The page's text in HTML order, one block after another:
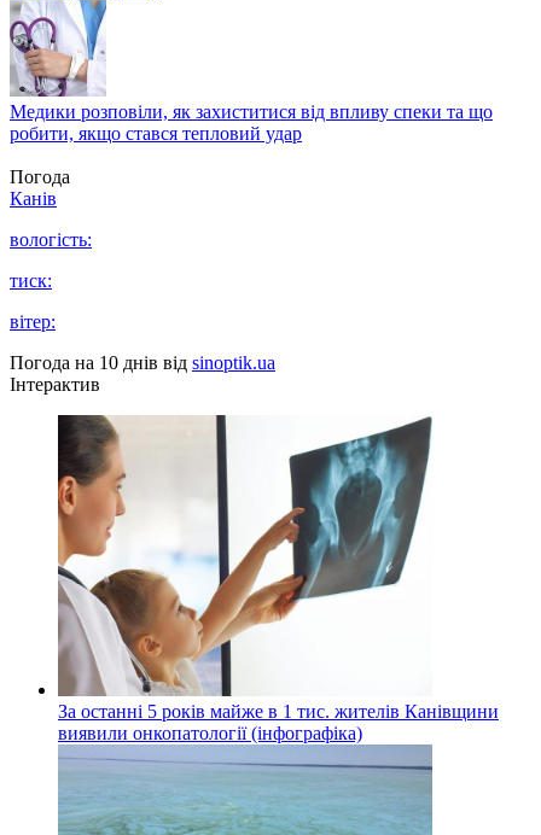
Медики розповіли, як захиститися від впливу спеки та що
робити, якщо стався тепловий удар
Погода
Канів
вологість:
тиск:
вітер:
Погода на 10 днів від sinoptik.ua
Інтерактив
За останні 5 років майже в 1 тис. жителів Канівщини
виявили онкопатології (інфографіка)